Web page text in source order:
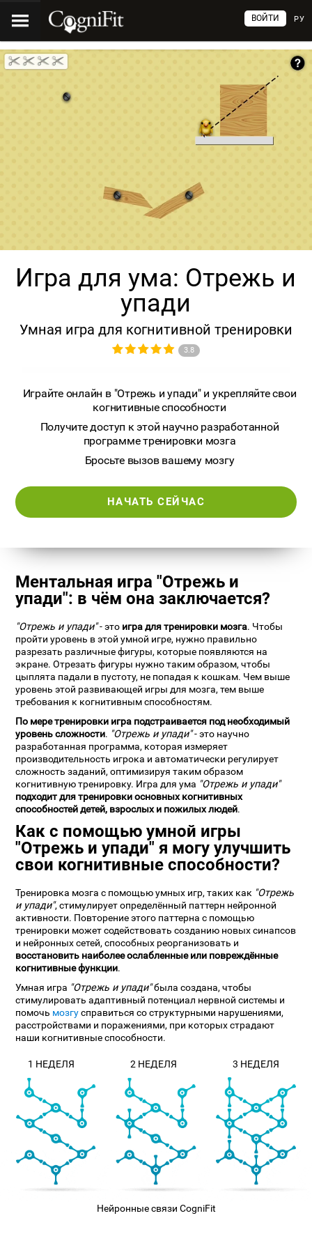
РУ
ВОЙТИ
Игра для ума: Отрежь и
упади
Умная игра для когнитивной тренировки
3.8
Играйте онлайн в "Отрежь и упади" и укрепляйте свои
когнитивные способности
Получите доступ к этой научно разработанной
программе тренировки мозга
Бросьте вызов вашему мозгу
НАЧАТЬ СЕЙЧАС
Ментальная игра "Отрежь и
упади": в чём она заключается?
"Отрежь и упади"- это игра для тренировки мозга. Чтобы
пройти уровень в этой умной игре, нужно правильно
разрезать различные фигуры, которые появляются на
экране. Отрезать фигуры нужно таким образом, чтобы
цыплята падали в пустоту, не попадая к кошкам. Чем выше
уровень этой развивающей игры для мозга, тем выше
требования к когнитивным способностям.
По мере тренировки игра подстраивается под необходимый
уровень сложности. "Отрежь и упади"- это научно
разработанная программа, которая измеряет
производительность игрока и автоматически регулирует
сложность заданий, оптимизируя таким образом
когнитивную тренировку. Игра для ума "Отрежь и упади"
подходит для тренировки основных когнитивных
способностей детей, взрослых и пожилых людей.
Как с помощью умной игры
"Отрежь и упади" я могу улучшить
свои когнитивные способности?
Тренировка мозга с помощью умных игр, таких как "Отрежь
и упади", стимулирует определённый паттерн нейронной
активности. Повторение этого паттерна с помощью
тренировки может содействовать созданию новых синапсов
и нейронных сетей, способных реорганизовать и
восстановить наиболее ослабленные или повреждённые
когнитивные функции.
Умная игра "Отрежь и упади"была создана, чтобы
стимулировать адаптивный потенциал нервной системы и
помочь мозгусправиться со структурными нарушениями,
расстройствами и поражениями, при которых страдают
наши когнитивные способности.
1 НЕДЕЛЯ 2 НЕДЕЛЯ 3 НЕДЕЛЯ
Нейронные связи CogniFit